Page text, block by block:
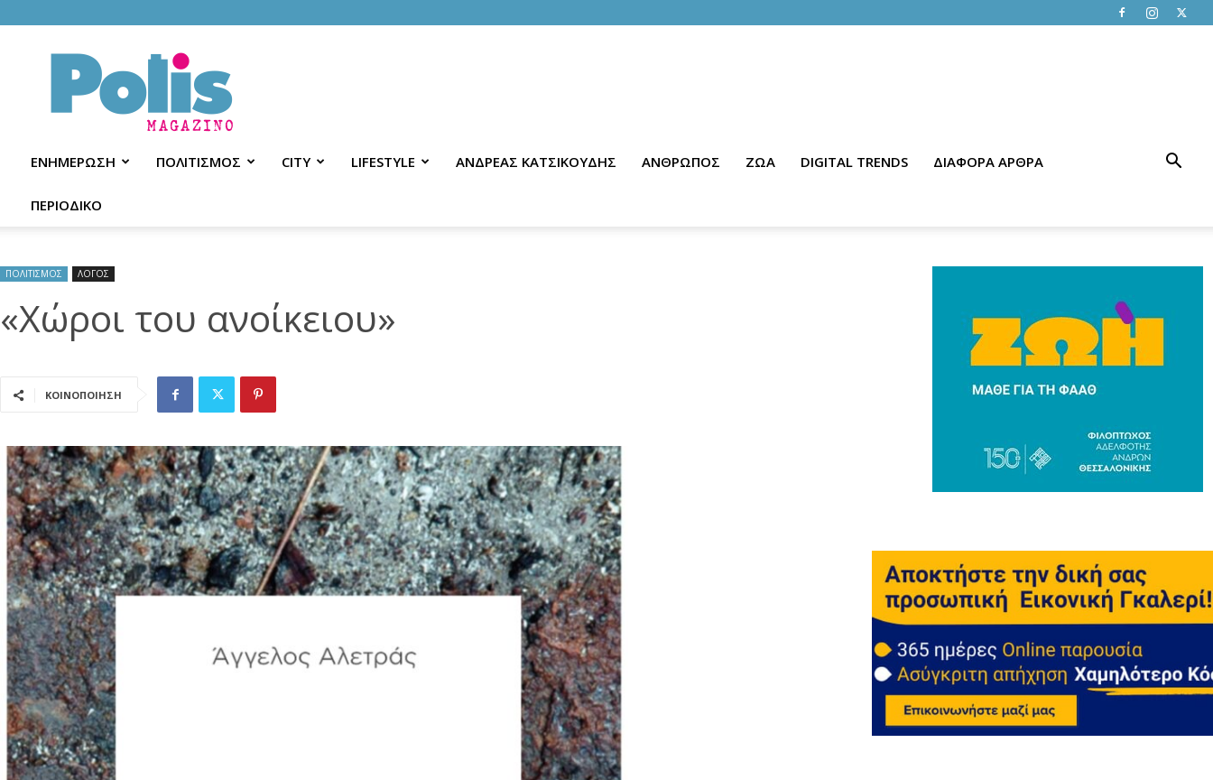
Polis
Magazino
ΕΝΗΜΕΡΩΣΗ ΠΟΛΙΤΙΣΜΟΣ CITY LIFESTYLE ΑΝΔΡΕΑΣ ΚΑΤΣΙΚΟΥΔΗΣ ΑΝΘΡΩΠΟΣ ΖΩΑ DIGITAL TRENDS ΔΙΑΦΟΡΑ ΑΡΘΡΑ
ΠΕΡΙΟΔΙΚΟ
ΠΟΛΙΤΙΣΜΟΣ ΛΟΓΟΣ
«Χώροι του ανοίκειου»
ΚΟΙΝΟΠΟΙΗΣΗ